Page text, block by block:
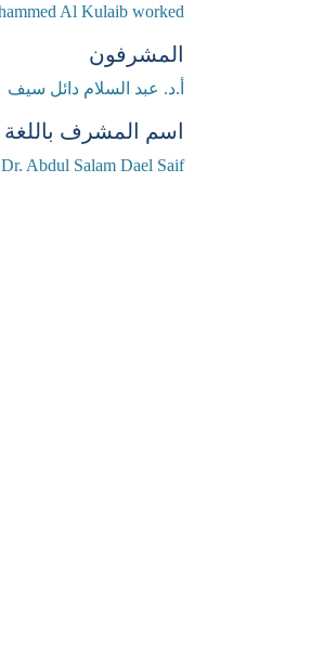
Al Kulaib worked
المشرفون
أ.د. عبد السلام دائل سيف
اسم المشرف باللغة
Abdul Salam Dael Saif